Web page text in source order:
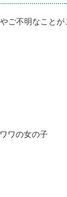
ご不明なことが
ワの女の子